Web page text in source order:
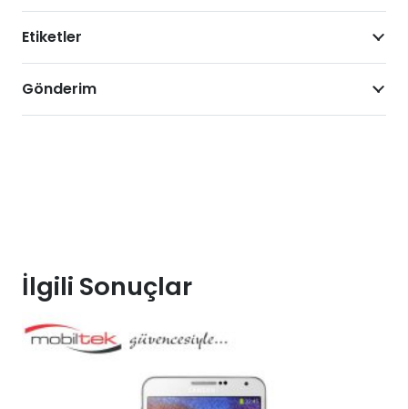
Arıza
Onarımı
Fiyatları
adet
Etiketler
Gönderim
İlgili Sonuçlar